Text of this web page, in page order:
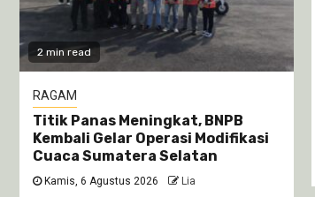
2 min read
RAGAM
Titik Panas Meningkat, BNPB
Kembali Gelar Operasi Modifikasi
Cuaca Sumatera Selatan
Kamis, 6 Agustus 2026 Lia